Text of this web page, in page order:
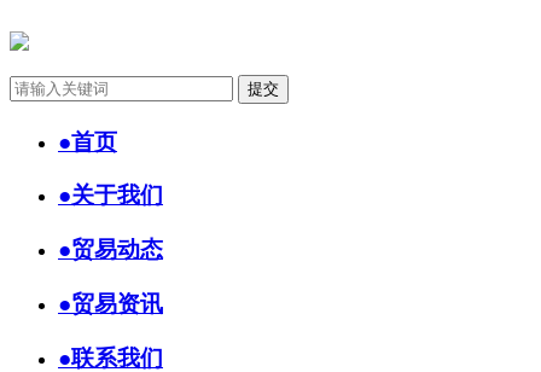
●首页
●关于我们
●贸易动态
●贸易资讯
●联系我们